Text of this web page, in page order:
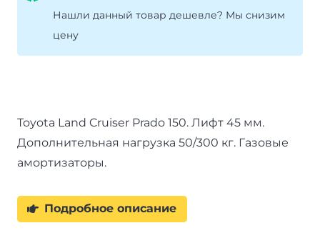
газовые
нагрузка
перед
50
Нашли данный товар дешевле? Мы снизим
цену
Toyota Land Cruiser Prado 150. Лифт 45 мм.
Дополнительная нагрузка 50/300 кг. Газовые
амортизаторы.
Подробное описание